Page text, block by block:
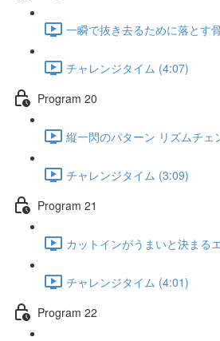
一瞬で抜き去るために落とす
チャレンジタイム (4:07)
Program 20
縦一閃のパターン リズムチェ
チャレンジタイム (3:09)
Program 21
カットインがうまいと決まる
チャレンジタイム (4:01)
Program 22